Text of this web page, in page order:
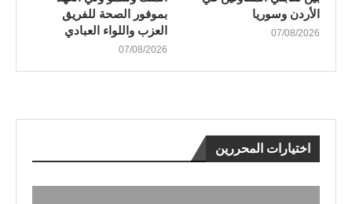
الأردن وسوريا
07/08/2026
بموفور الصحة للفريق
العزب واللواء العبادي
07/08/2026
اختيارات المحررين